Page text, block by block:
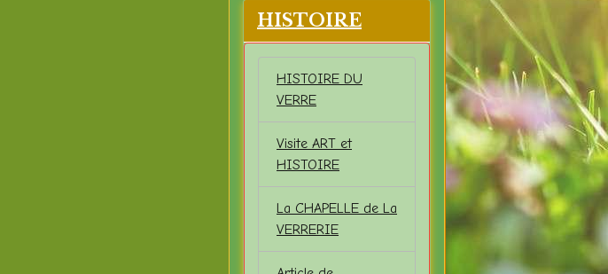
HISTOIRE
HISTOIRE DU
VERRE
Visite ART et
HISTOIRE
La CHAPELLE de La
VERRERIE